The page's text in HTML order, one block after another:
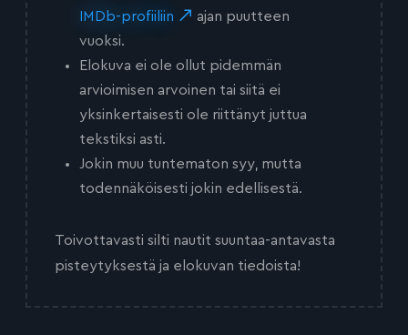
IMDb-profiiliin
ajan puutteen
vuoksi.
Elokuva ei ole ollut pidemmän
arvioimisen arvoinen tai siitä ei
yksinkertaisesti ole riittänyt juttua
tekstiksi asti.
Jokin muu tuntematon syy, mutta
todennäköisesti jokin edellisestä.
Toivottavasti silti nautit suuntaa-antavasta
pisteytyksestä ja elokuvan tiedoista!